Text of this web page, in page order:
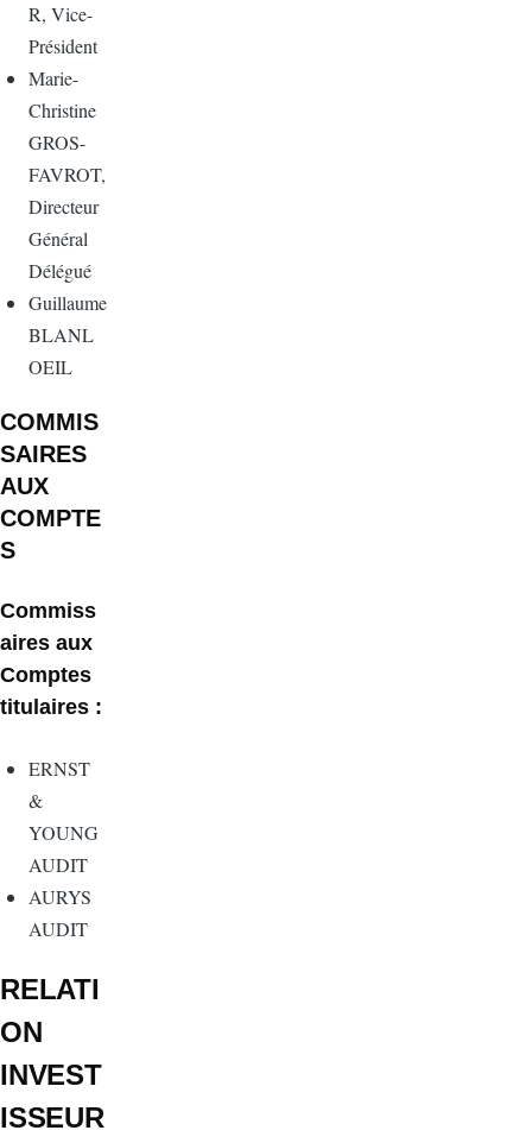
R, Vice-
Président
Marie-
Christine
GROS-
FAVROT,
Directeur
Général
Délégué
Guillaume
BLANL
OEIL
COMMIS
SAIRES
AUX
COMPTE
S
Commiss
aires aux
Comptes
titulaires :
ERNST
&
YOUNG
AUDIT
AURYS
AUDIT
RELATI
ON
INVEST
ISSEUR